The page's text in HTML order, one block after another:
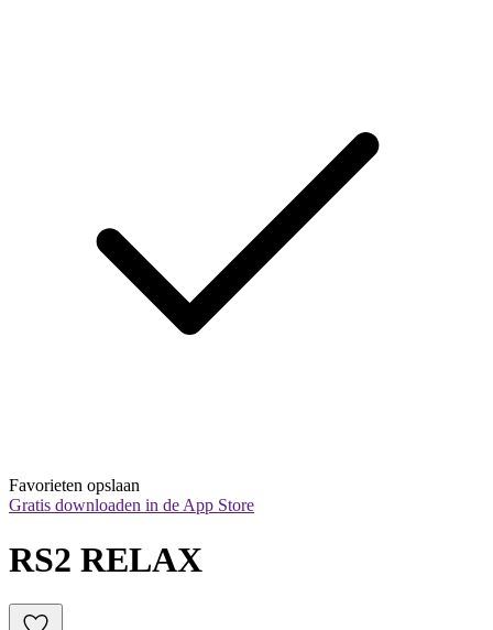
Favorieten opslaan
Gratis downloaden in de App Store
RS2 RELAX